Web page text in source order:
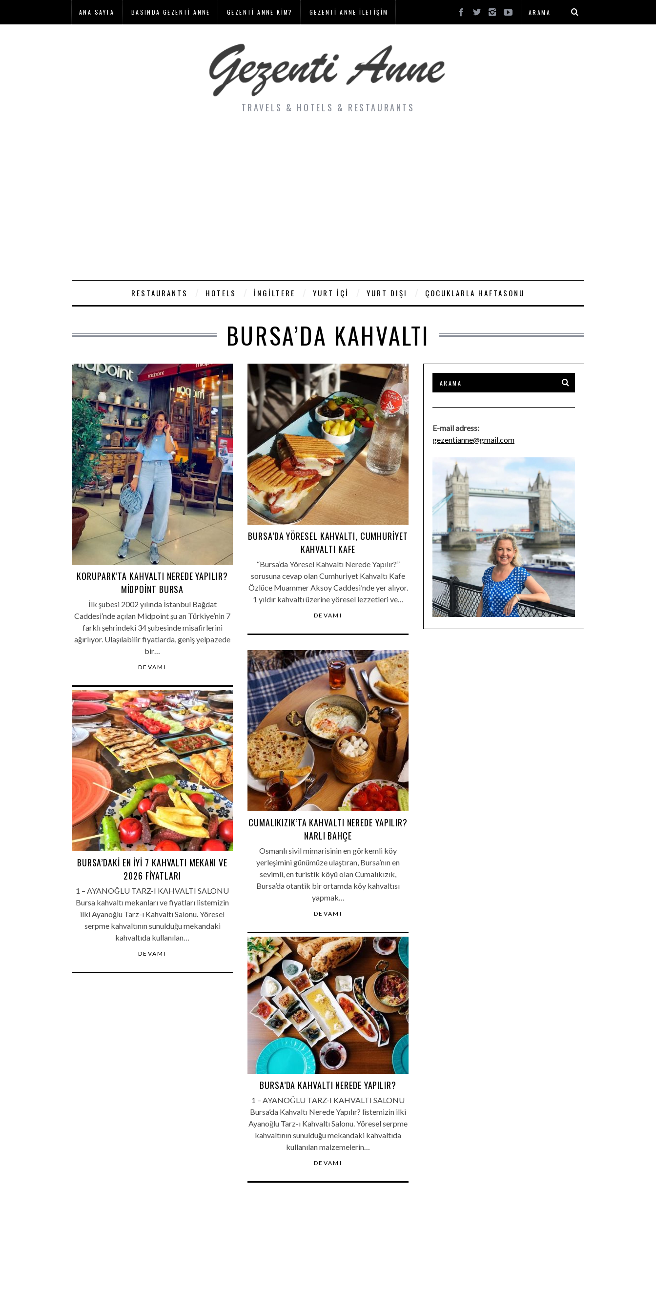
ANA SAYFA BASINDA GEZENTI ANNE GEZENTI ANNE KIM? GEZENTI ANNE İLETIŞIM
TRAVELS & HOTELS & RESTAURANTS
RESTAURANTS HOTELS İNGILTERE YURT İÇI YURT DIŞI ÇOCUKLARLA HAFTASONU
BURSA’DA KAHVALTI
KORUPARK’TA KAHVALTI NEREDE YAPILIR?
MIDPOINT BURSA
İlk şubesi 2002 yılında İstanbul Bağdat
Caddesi’nde açılan Midpoint şu an Türkiye’nin 7
farklı şehrindeki 34 şubesinde misafirlerini
ağırlıyor. Ulaşılabilir fiyatlarda, geniş yelpazede
bir…
DEVAMI
BURSA’DA YÖRESEL KAHVALTI, CUMHURIYET
KAHVALTI KAFE
“Bursa’da Yöresel Kahvaltı Nerede Yapılır?”
sorusuna cevap olan Cumhuriyet Kahvaltı Kafe
Özlüce Muammer Aksoy Caddesi’nde yer alıyor.
1 yıldır kahvaltı üzerine yöresel lezzetleri ve…
DEVAMI
CUMALIKIZIK’TA KAHVALTI NEREDE YAPILIR?
NARLI BAHÇE
Osmanlı sivil mimarisinin en görkemli köy
yerleşimini günümüze ulaştıran, Bursa’nın en
sevimli, en turistik köyü olan Cumalıkızık,
Bursa’da otantik bir ortamda köy kahvaltısı
yapmak…
DEVAMI
BURSA’DAKI EN İYI 7 KAHVALTI MEKANI VE
2026 FIYATLARI
1 – AYANOĞLU TARZ-I KAHVALTI SALONU
Bursa kahvaltı mekanları ve fiyatları listemizin
ilki Ayanoğlu Tarz-ı Kahvaltı Salonu. Yöresel
serpme kahvaltının sunulduğu mekandaki
kahvaltıda kullanılan…
DEVAMI
BURSA’DA KAHVALTI NEREDE YAPILIR?
1 – AYANOĞLU TARZ-I KAHVALTI SALONU
Bursa’da Kahvaltı Nerede Yapılır? listemizin ilki
Ayanoğlu Tarz-ı Kahvaltı Salonu. Yöresel serpme
kahvaltının sunulduğu mekandaki kahvaltıda
kullanılan malzemelerin…
DEVAMI
E-mail adress:
gezentianne@gmail.com